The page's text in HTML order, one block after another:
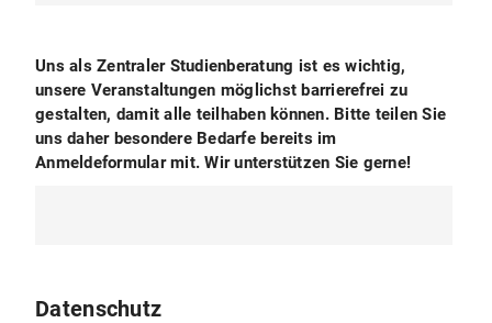
Uns als Zentraler Studienberatung ist es wichtig,
unsere Veranstaltungen möglichst barrierefrei zu
gestalten, damit alle teilhaben können. Bitte teilen Sie
uns daher besondere Bedarfe bereits im
Anmeldeformular mit. Wir unterstützen Sie gerne!
Datenschutz